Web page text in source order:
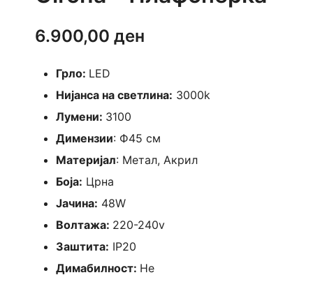
6.900,00 ден
Грло: LED
Нијанса на светлина: 3000k
Лумени: 3100
Димензии: Ф45 см
Материјал: Метал, Акрил
Боја: Црна
Јачина: 48W
Волтажа: 220-240v
Заштита: IP20
Димабилност: Не